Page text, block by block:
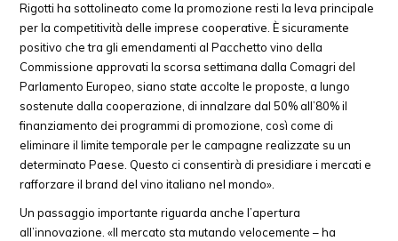
Rigotti ha sottolineato come la promozione resti la leva principale
per la competitività delle imprese cooperative. È sicuramente
positivo che tra gli emendamenti al Pacchetto vino della
Commissione approvati la scorsa settimana dalla Comagri del
Parlamento Europeo, siano state accolte le proposte, a lungo
sostenute dalla cooperazione, di innalzare dal 50% all’80% il
finanziamento dei programmi di promozione, così come di
eliminare il limite temporale per le campagne realizzate su un
determinato Paese. Questo ci consentirà di presidiare i mercati e
rafforzare il brand del vino italiano nel mondo».
Un passaggio importante riguarda anche l’apertura
all’innovazione. «Il mercato sta mutando velocemente – ha